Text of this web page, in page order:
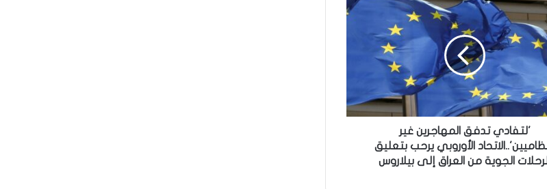
'لتفادي تدفق المهاجرين غير
الأوروبي يرحب بتعليق
الجوية من العراق إلى بيلاروس